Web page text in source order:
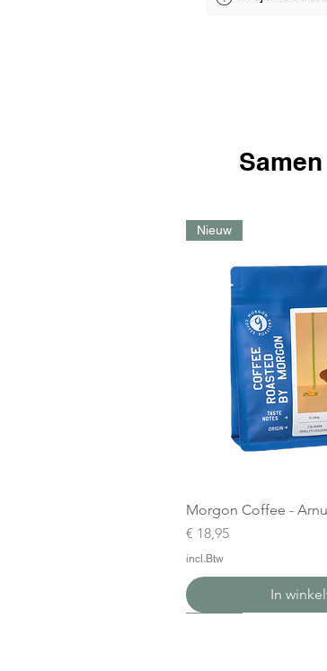
Nieuw
Morgon Coffee -
Prijs
€ 18,95
incl.Btw
In